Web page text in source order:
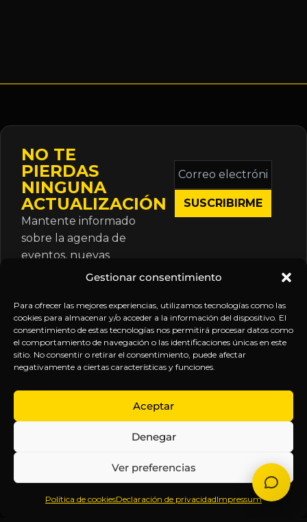
Gestionar consentimiento
Para ofrecer las mejores experiencias, utilizamos tecnologías como las
cookies para almacenar y/o acceder a la información del dispositivo. El
consentimiento de estas tecnologías nos permitirá procesar datos como
el comportamiento de navegación o las identificaciones únicas en este
sitio. No consentir o retirar el consentimiento, puede afectar
negativamente a ciertas características y funciones.
Aceptar
Denegar
Ver preferencias
Política de cookiesDeclaración de privacidadImpressum
NO TE
PIERDAS
NINGUNA
ACTUALIZACIÓN
Mantente informado
sobre la agenda de
eventos, nuevas
publicaciones y
suscripción.
Correo
electrónico
*
Inteligencia
Anticipándonos
EXPLORA
Inicio
Sobre
Contenido
Webinars
LEGAL
Política
de
Términos y
Aviso
SÍGUENOS